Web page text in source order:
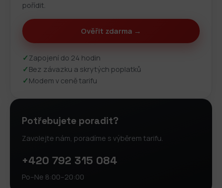
pořídit.
Ověřit zdarma →
✓Zapojení do 24 hodin
✓Bez závazku a skrytých poplatků
✓Modem v ceně tarifu
Potřebujete poradit?
Zavolejte nám, poradíme s výběrem tarifu.
+420 792 315 084
Po–Ne 8:00–20:00